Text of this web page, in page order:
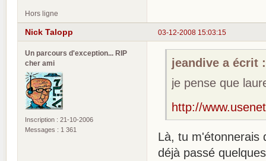
Hors ligne
03-12-2008 15:03:15
Nick Talopp
Un parcours d'exception... RIP
cher ami
Inscription : 21-10-2006
Messages : 1 361
jeandive a écrit :
je pense que
http://
Là, tu m'étonnerais
déjà passé